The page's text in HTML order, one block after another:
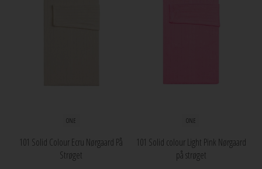
ONE
101 Solid Colour Ecru Nørgaard På
Strøget
ONE
101 Solid colour Light Pink Nørgaard
på strøget